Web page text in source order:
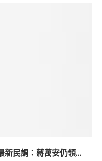
新民調：蔣萬安仍領...